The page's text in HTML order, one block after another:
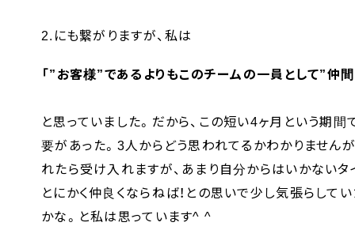
2.にも繋がりますが、私は
「”お客様”であるよりもこのチームの一員として”仲
と思っていました。だから、この短い4ヶ月という期
要があった。3人からどう思われてるかわかりません
れたら受け入れますが、あまり自分からはいかないタ
とにかく仲良くならねば！との思いで少し気張らして
かな。と私は思っています^ ^